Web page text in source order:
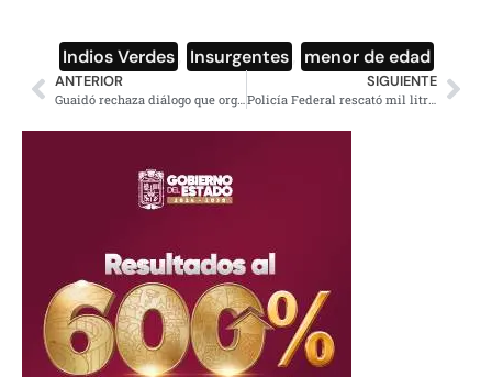
Indios Verdes Insurgentes menor de edad
ANTERIOR SIGUIENTE
Policía Federal rescató mil litros de huachicol en Chihuahua